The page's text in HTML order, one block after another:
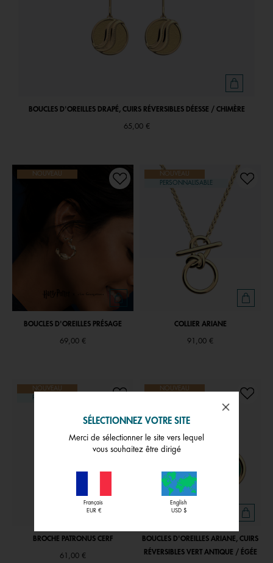
BOUCLES D'OREILLES DRAPÉ, CUIRS RÉVERSIBLES DÉESSE / CHIMÈRE
65,00 €
NOUVEAU
BOUCLES D'OREILLES PRÉSAGE
69,00 €
NOUVEAU
PERSONNALISABLE
COLLIER ARIANE
91,00 €
NOUVEAU
PERSONNALISABLE
BROCHE PATRONUS CERF
61,00 €
NOUVEAU
BOUCLES D'OREILLES ARIANE, CUIRS
RÉVERSIBLES VERT ANTIQUE / ÉGÉE
SÉLECTIONNEZ VOTRE SITE
Merci de sélectionner le site vers lequel
vous souhaitez être dirigé
Français
EUR €
English
USD $